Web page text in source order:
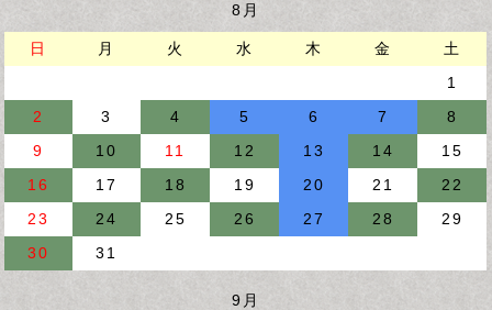
8月
日 月 火 水 木 金
土
1
2
3 4 5 6 7
8
9
10 11 12 13 14
15
16
17 18 19 20 21
22
23
24 25 26 27 28
29
30
31
9月